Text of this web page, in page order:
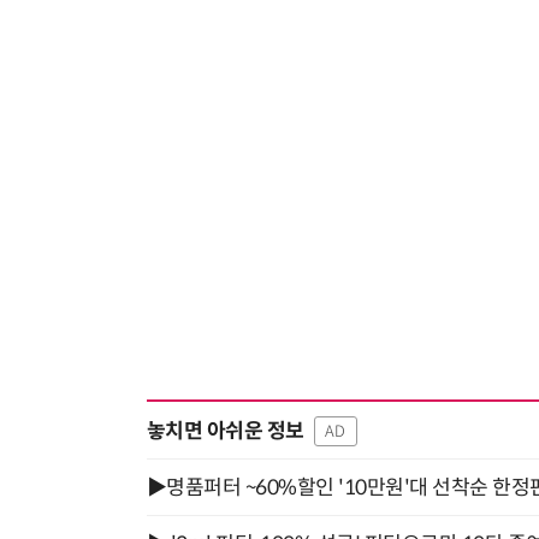
놓치면 아쉬운 정보 AD
▶명품퍼터 ~60%할인 '10만원'대 선착순 한정